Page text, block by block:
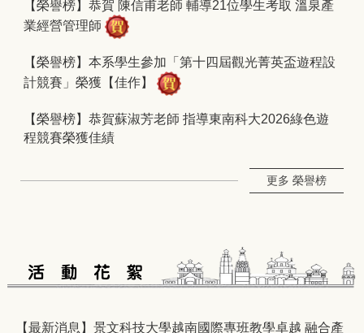
【榮譽榜】恭賀 陳信甫老師 輔導21位學生考取 溫泉產
業經營管理師
【榮譽榜】本系學生參加「第十四屆觀光菁英盃遊程設
計競賽」榮獲【佳作】
【榮譽榜】恭賀蘇淑芳老師 指導東南科大2026綠色遊
程競賽榮獲佳績
更多 榮譽榜
【最新消息】景文科技大學越南國際專班教學卓越 融合產